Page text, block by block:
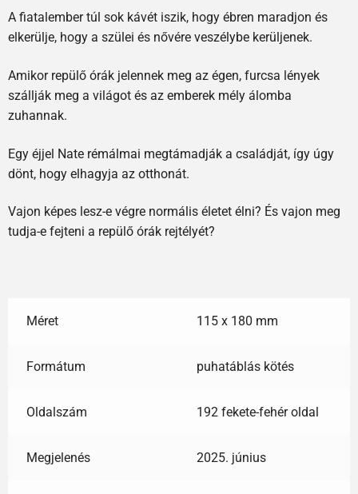
A fiatalember túl sok kávét iszik, hogy ébren maradjon és
elkerülje, hogy a szülei és nővére veszélybe kerüljenek.
Amikor repülő órák jelennek meg az égen, furcsa lények
szállják meg a világot és az emberek mély álomba
zuhannak.
Egy éjjel Nate rémálmai megtámadják a családját, így úgy
dönt, hogy elhagyja az otthonát.
Vajon képes lesz-e végre normális életet élni? És vajon meg
tudja-e fejteni a repülő órák rejtélyét?
Méret 115 x 180 mm
Formátum puhatáblás kötés
Oldalszám 192 fekete-fehér oldal
Megjelenés 2025. június